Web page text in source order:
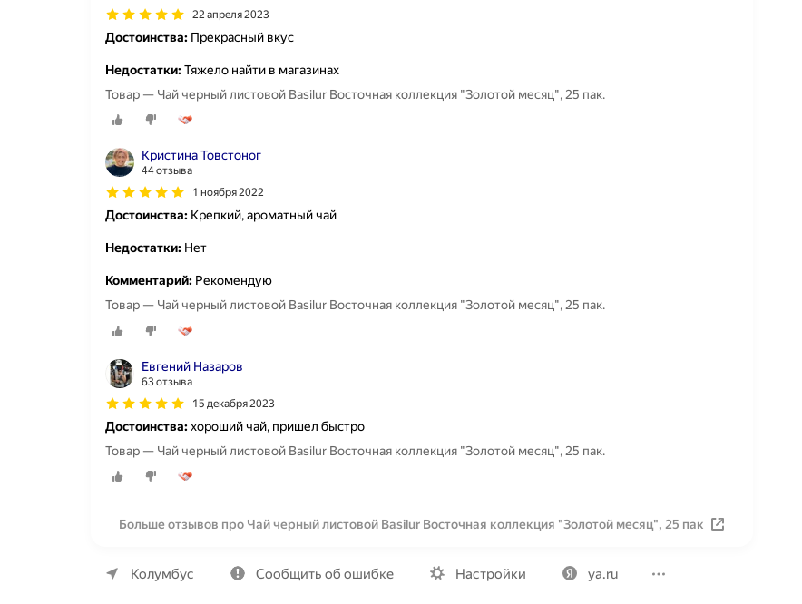
22 апреля 2023
Достоинства: Прекрасный вкус
Недостатки:Тяжело найти в магазинах
Товар — Чай черный листовой Basilur Восточная коллекция "Золотой месяц", 25 пак.
Кристина Товстоног
44 отзыва
1 ноября 2022
Достоинства: Крепкий, ароматный чай
Недостатки: Нет
Комментарий: Рекомендую
Товар — Чай черный листовой Basilur Восточная коллекция "Золотой месяц", 25 пак.
Евгений Назаров
63 отзыва
15 декабря 2023
Достоинства:хороший чай, пришел быстро
Товар — Чай черный листовой Basilur Восточная коллекция "Золотой месяц", 25 пак.
Больше отзывов про Чай черный листовой Basilur Восточная коллекция "Золотой месяц", 25 пак
Колумбус Сообщить об ошибке Настройки ya.ru